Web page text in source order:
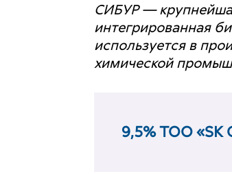
СИБУР —
интегрированная
используется в
химической
9,5% ТОО «SK